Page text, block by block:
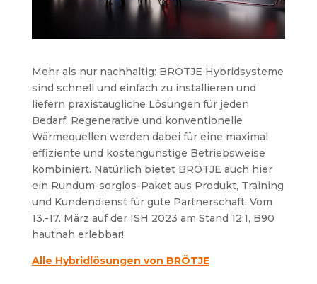
Mehr als nur nachhaltig: BRÖTJE Hybridsysteme
sind schnell und einfach zu installieren und
liefern praxistaugliche Lösungen für jeden
Bedarf. Regenerative und konventionelle
Wärmequellen werden dabei für eine maximal
effiziente und kostengünstige Betriebsweise
kombiniert. Natürlich bietet BRÖTJE auch hier
ein Rundum-sorglos-Paket aus Produkt, Training
und Kundendienst für gute Partnerschaft. Vom
13.-17. März auf der ISH 2023 am Stand 12.1, B90
hautnah erlebbar!
Alle Hybridlösungen von BRÖTJE